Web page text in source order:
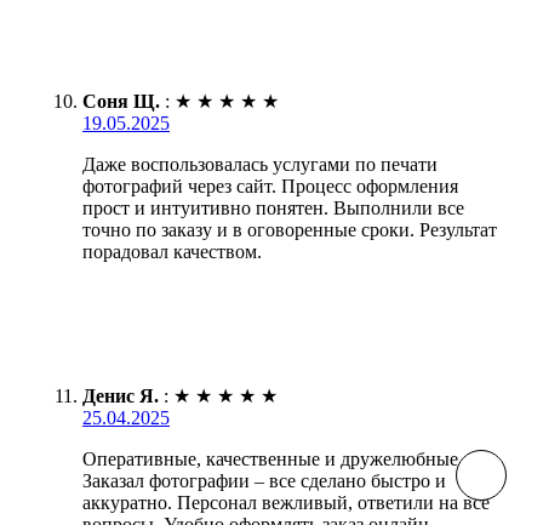
Соня Щ. : ★ ★ ★ ★ ★
19.05.2025
Даже воспользовалась услугами по печати
фотографий через сайт. Процесс оформления
прост и интуитивно понятен. Выполнили все
точно по заказу и в оговоренные сроки. Результат
порадовал качеством.
Денис Я. : ★ ★ ★ ★ ★
25.04.2025
Оперативные, качественные и дружелюбные.
Заказал фотографии – все сделано быстро и
аккуратно. Персонал вежливый, ответили на все